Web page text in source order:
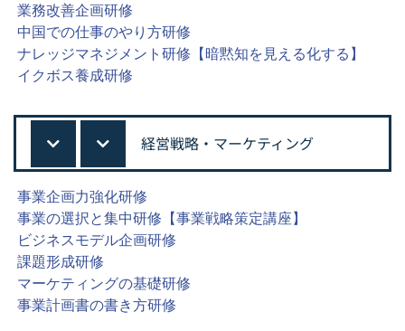
業務改善企画研修
中国での仕事のやり方研修
ナレッジマネジメント研修【暗黙知を見える化する】
イクボス養成研修
経営戦略・マーケティング
事業企画力強化研修
事業の選択と集中研修【事業戦略策定講座】
ビジネスモデル企画研修
課題形成研修
マーケティングの基礎研修
事業計画書の書き方研修